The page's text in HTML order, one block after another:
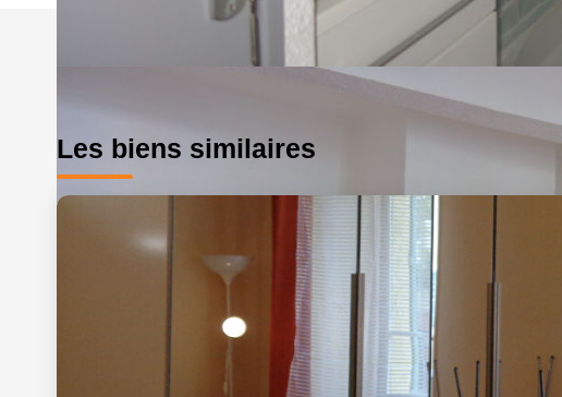
Les biens similaires